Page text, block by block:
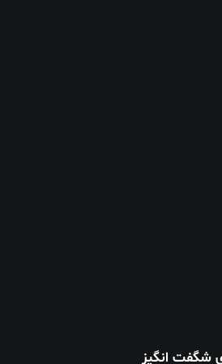
شگفت انگیز